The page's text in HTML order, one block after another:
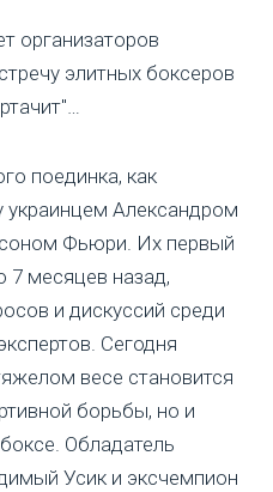
организаторов
элитных боксеров
поединка, как
Александром
Фьюри. Их первый
7 месяцев назад,
и дискуссий среди
Сегодня
весе становится
борьбы, но и
Обладатель
Усик и эксчемпион